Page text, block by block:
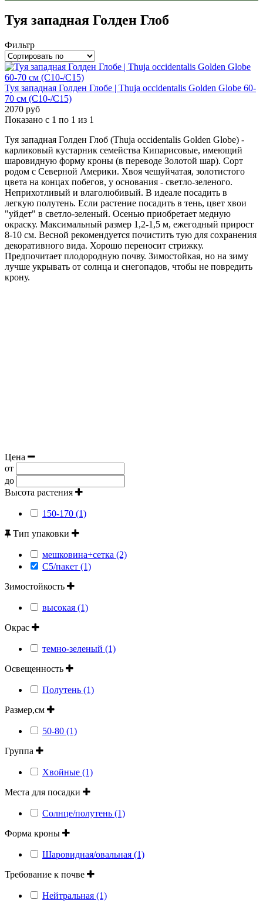
Туя западная Голден Глоб
Фильтр
Туя западная Голден Глобе | Thuja occidentalis Golden Globe 60-
70 см (С10-/С15)
2070 руб
Показано с 1 по 1 из 1
Туя западная Голден Глоб (Thuja occidentalis Golden Globe) -
карликовый кустарник семейства Кипарисовые, имеющий
шаровидную форму кроны (в переводе Золотой шар). Сорт
родом с Северной Америки. Хвоя чешуйчатая, золотистого
цвета на концах побегов, у основания - светло-зеленого.
Неприхотливый и влаголюбивый. В идеале посадить в
легкую полутень. Если растение посадить в тень, цвет хвои
"уйдет" в светло-зеленый. Осенью приобретает медную
окраску. Максимальный размер 1,2-1,5 м, ежегодный прирост
8-10 см. Весной рекомендуется почистить тую для сохранения
декоративного вида. Хорошо переносит стрижку.
Предпочитает плодородную почву. Зимостойкая, но на зиму
лучше укрывать от солнца и снегопадов, чтобы не повредить
крону.
Цена
от
до
Высота растения
150-170 (1)
Тип упаковки
мешковина+сетка (2)
С5/пакет (1)
Зимостойкость
высокая (1)
Окрас
темно-зеленый (1)
Освещенность
Полутень (1)
Размер,см
50-80 (1)
Группа
Хвойные (1)
Места для посадки
Солнце/полутень (1)
Форма кроны
Шаровидная/овальная (1)
Требование к почве
Нейтральная (1)